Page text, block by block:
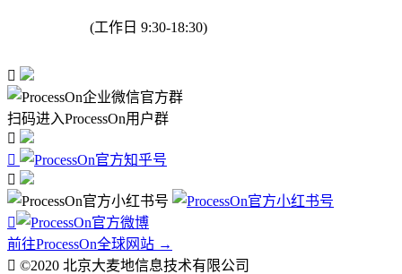
(工作日 9:30-18:30)

扫码进入ProcessOn用户群




前往ProcessOn全球网站 →
 ©2020 北京大麦地信息技术有限公司